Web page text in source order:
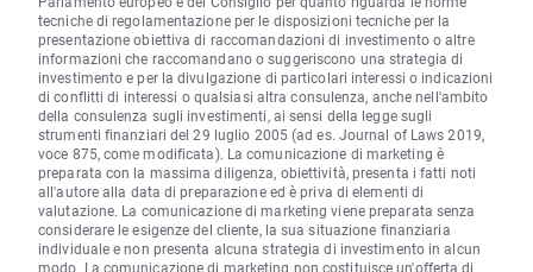
tecniche di regolamentazione per le disposizioni tecniche per la
presentazione obiettiva di raccomandazioni di investimento o altre
informazioni che raccomandano o suggeriscono una strategia di
investimento e per la divulgazione di particolari interessi o indicazioni
di conflitti di interessi o qualsiasi altra consulenza, anche nell'ambito
della consulenza sugli investimenti, ai sensi della legge sugli
strumenti finanziari del 29 luglio 2005 (ad es. Journal of Laws 2019,
voce 875, come modificata). La comunicazione di marketing è
preparata con la massima diligenza, obiettività, presenta i fatti noti
all'autore alla data di preparazione ed è priva di elementi di
valutazione. La comunicazione di marketing viene preparata senza
considerare le esigenze del cliente, la sua situazione finanziaria
individuale e non presenta alcuna strategia di investimento in alcun
modo. La comunicazione di marketing non costituisce un'offerta di